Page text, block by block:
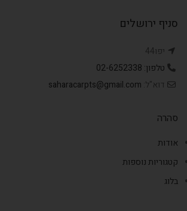
סניף ירושלים
יפו44
טלפון: 02-6252338
דוא"ל: saharacarpts@gmail.com
סהרה
אודות
קטגוריות נוספות
בלוג